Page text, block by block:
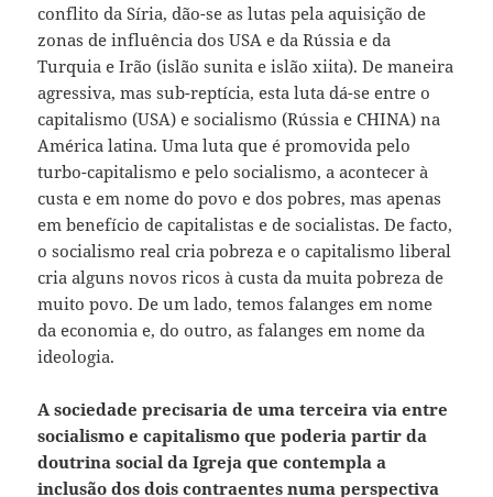
conflito da Síria, dão-se as lutas pela aquisição de
zonas de influência dos USA e da Rússia e da
Turquia e Irão (islão sunita e islão xiita). De maneira
agressiva, mas sub-reptícia, esta luta dá-se entre o
capitalismo (USA) e socialismo (Rússia e CHINA) na
América latina. Uma luta que é promovida pelo
turbo-capitalismo e pelo socialismo, a acontecer à
custa e em nome do povo e dos pobres, mas apenas
em benefício de capitalistas e de socialistas. De facto,
o socialismo real cria pobreza e o capitalismo liberal
cria alguns novos ricos à custa da muita pobreza de
muito povo. De um lado, temos falanges em nome
da economia e, do outro, as falanges em nome da
ideologia.
A sociedade precisaria de uma terceira via entre
socialismo e capitalismo que poderia partir da
doutrina social da Igreja que contempla a
inclusão dos dois contraentes numa perspectiva